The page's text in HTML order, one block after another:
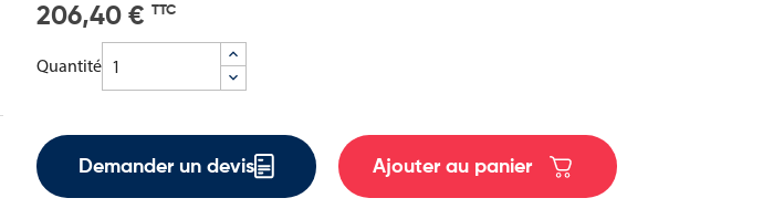
206,40 € TTC
Quantité
Demander un devis Ajouter au panier